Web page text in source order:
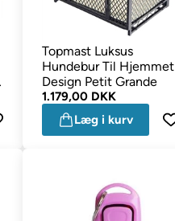
Topmast Luksus
Hundebur Til Hjemmet
Design Petit Grande
1.179,00 DKK
Læg i kurv